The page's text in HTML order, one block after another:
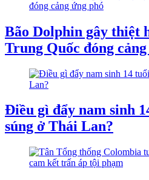
Bão Dolphin gây thiệt
Trung Quốc đóng
Điều gì đẩy nam sinh
súng ở Thái Lan?